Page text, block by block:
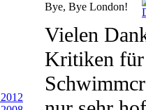
Bye, Bye London!
Vielen
Kritiken für